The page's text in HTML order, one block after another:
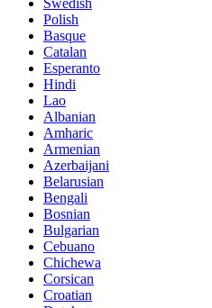
Swedish
Polish
Basque
Catalan
Esperanto
Hindi
Lao
Albanian
Amharic
Armenian
Azerbaijani
Belarusian
Bengali
Bosnian
Bulgarian
Cebuano
Chichewa
Corsican
Croatian